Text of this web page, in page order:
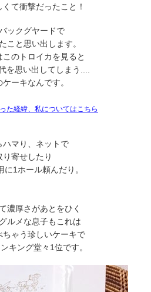
て衝撃だったこと！
ックグヤードで
こと思い出します。
のトロイカを見ると
を思い出してしまう....
ーキなんです。
た経緯、私についてはこちら
ハマり、ネットで
り寄せしたり
に1ホール頼んだり。
濃厚さがあとをひく
ルメな息子もこれは
ちゃう珍しいケーキで
キング堂々1位です。